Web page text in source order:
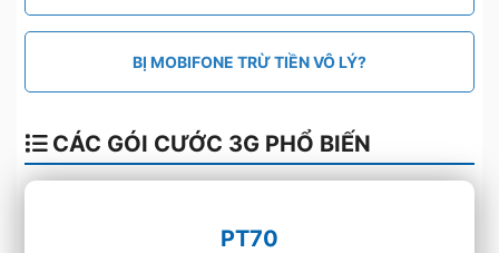
BỊ MOBIFONE TRỪ TIỀN VÔ LÝ?
CÁC GÓI CƯỚC 3G PHỔ BIẾN
PT70